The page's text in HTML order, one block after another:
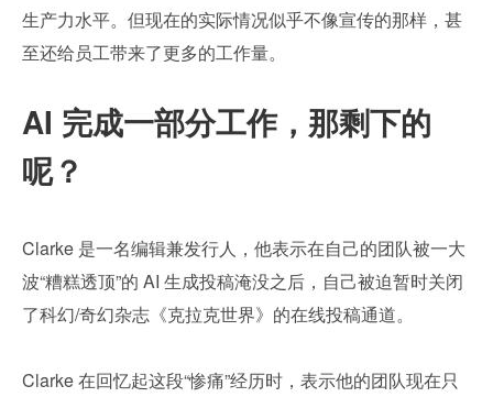
生产力水平。但现在的实际情况似乎不像宣传的那样，甚
至还给员工带来了更多的工作量。
AI 完成一部分工作，那剩下的
呢？
Clarke 是一名编辑兼发行人，他表示在自己的团队被一大
波“糟糕透顶”的 AI 生成投稿淹没之后，自己被迫暂时关闭
了科幻/奇幻杂志《克拉克世界》的在线投稿通道。
Clarke 在回忆起这段“惨痛”经历时，表示他的团队现在只